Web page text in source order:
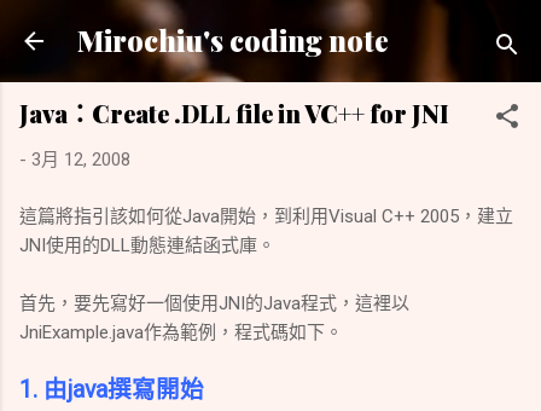
跳到主要內容
Mirochiu's coding note
Java：Create .DLL file in VC++ for JNI
- 3月 12, 2008
這篇將指引該如何從Java開始，到利用Visual C++ 2005，建立
JNI使用的DLL動態連結函式庫。
首先，要先寫好一個使用JNI的Java程式，這裡以
JniExample.java作為範例，程式碼如下。
1. 由java撰寫開始